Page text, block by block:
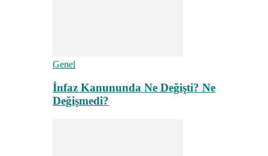
Genel
İnfaz Kanununda Ne Değişti? Ne
Değişmedi?